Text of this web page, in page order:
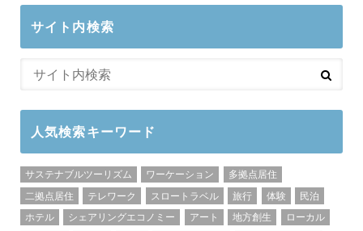
サイト内検索
人気検索キーワード
サステナブルツーリズム ワーケーション
多拠点居住
二拠点居住
テレワーク スロートラベル 旅行 体験
民泊
ホテル
シェアリングエコノミー アート 地方創生
ローカル